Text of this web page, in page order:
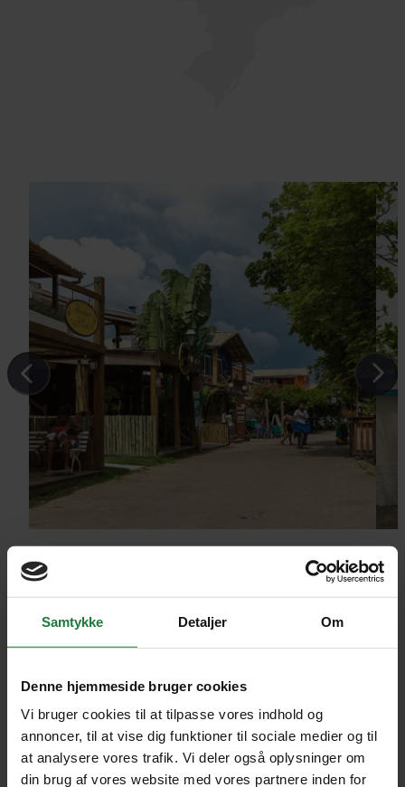
Samtykke Detaljer Om
Denne hjemmeside bruger cookies
Vi bruger cookies til at tilpasse vores indhold og
annoncer, til at vise dig funktioner til sociale medier og til
at analysere vores trafik. Vi deler også oplysninger om
din brug af vores website med vores partnere inden for